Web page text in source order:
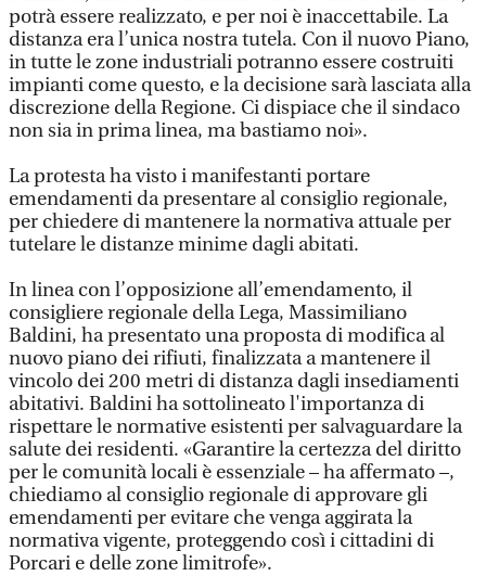
potrà essere realizzato, e per noi è inaccettabile. La
distanza era l’unica nostra tutela. Con il nuovo Piano,
in tutte le zone industriali potranno essere costruiti
impianti come questo, e la decisione sarà lasciata alla
discrezione della Regione. Ci dispiace che il sindaco
non sia in prima linea, ma bastiamo noi».
La protesta ha visto i manifestanti portare
emendamenti da presentare al consiglio regionale,
per chiedere di mantenere la normativa attuale per
tutelare le distanze minime dagli abitati.
In linea con l’opposizione all’emendamento, il
consigliere regionale della Lega, Massimiliano
Baldini, ha presentato una proposta di modifica al
nuovo piano dei rifiuti, finalizzata a mantenere il
vincolo dei 200 metri di distanza dagli insediamenti
abitativi. Baldini ha sottolineato l'importanza di
rispettare le normative esistenti per salvaguardare la
salute dei residenti. «Garantire la certezza del diritto
per le comunità locali è essenziale – ha affermato –,
chiediamo al consiglio regionale di approvare gli
emendamenti per evitare che venga aggirata la
normativa vigente, proteggendo così i cittadini di
Porcari e delle zone limitrofe».